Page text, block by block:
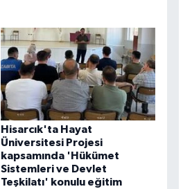
Hisarcık'ta Hayat
Üniversitesi Projesi
kapsamında 'Hükümet
Sistemleri ve Devlet
Teşkilatı' konulu eğitim